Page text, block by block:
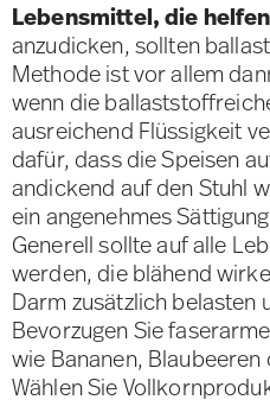
Lebensmittel, die
anzudicken, sollten
Methode ist vor allem
wenn die
ausreichend Flüssigkeit
dafür, dass die Speisen
andickend auf den Stuhl
ein angenehmes
Generell sollte auf alle
werden, die blähend
Darm zusätzlich belasten
Bevorzugen Sie
wie Bananen,
Wählen Sie